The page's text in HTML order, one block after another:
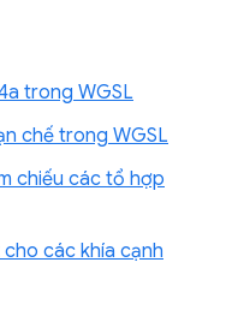
trong WGSL
chế trong WGSL
chiếu các tổ hợp
các khía cạnh